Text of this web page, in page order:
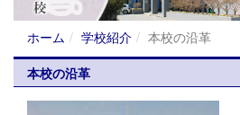
ホーム 学校紹介
本校の沿革
本校の沿革